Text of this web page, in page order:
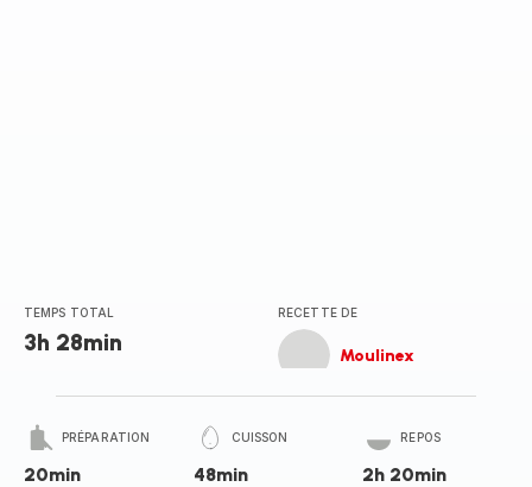
TEMPS TOTAL
3h 28min
RECETTE DE
Moulinex
PRÉPARATION
20min
CUISSON
48min
REPOS
2h 20min